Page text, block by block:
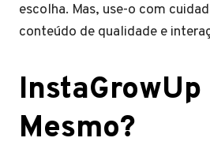
escolha. Mas, use-o com
conteúdo de qualidade e
InstaGrowUp
Mesmo?